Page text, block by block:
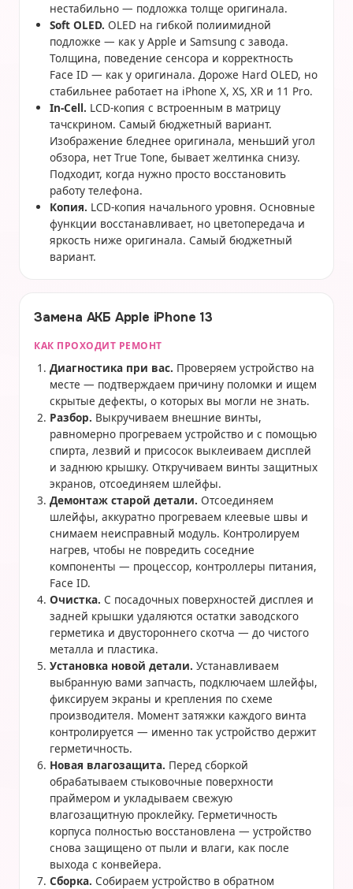
нестабильно — подложка толще оригинала.
Soft OLED. OLED на гибкой полиимидной
подложке — как у Apple и Samsung с завода.
Толщина, поведение сенсора и корректность
Face ID — как у оригинала. Дороже Hard OLED, но
стабильнее работает на iPhone X, XS, XR и 11 Pro.
In-Cell. LCD-копия с встроенным в матрицу
тачскрином. Самый бюджетный вариант.
Изображение бледнее оригинала, меньший угол
обзора, нет True Tone, бывает желтинка снизу.
Подходит, когда нужно просто восстановить
работу телефона.
Копия. LCD-копия начального уровня. Основные
функции восстанавливает, но цветопередача и
яркость ниже оригинала. Самый бюджетный
вариант.
Замена АКБ Apple iPhone 13
КАК ПРОХОДИТ РЕМОНТ
Диагностика при вас. Проверяем устройство на
месте — подтверждаем причину поломки и ищем
скрытые дефекты, о которых вы могли не знать.
Разбор. Выкручиваем внешние винты,
равномерно прогреваем устройство и с помощью
спирта, лезвий и присосок выклеиваем дисплей
и заднюю крышку. Откручиваем винты защитных
экранов, отсоединяем шлейфы.
Демонтаж старой детали. Отсоединяем
шлейфы, аккуратно прогреваем клеевые швы и
снимаем неисправный модуль. Контролируем
нагрев, чтобы не повредить соседние
компоненты — процессор, контроллеры питания,
Face ID.
Очистка. С посадочных поверхностей дисплея и
задней крышки удаляются остатки заводского
герметика и двустороннего скотча — до чистого
металла и пластика.
Установка новой детали. Устанавливаем
выбранную вами запчасть, подключаем шлейфы,
фиксируем экраны и крепления по схеме
производителя. Момент затяжки каждого винта
контролируется — именно так устройство держит
герметичность.
Новая влагозащита. Перед сборкой
обрабатываем стыковочные поверхности
праймером и укладываем свежую
влагозащитную проклейку. Герметичность
корпуса полностью восстановлена — устройство
снова защищено от пыли и влаги, как после
выхода с конвейера.
Сборка. Собираем устройство в обратном